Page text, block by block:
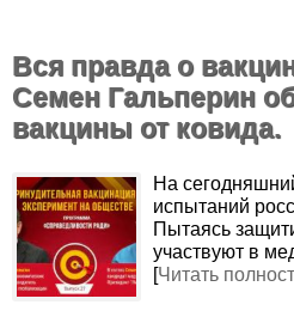
Вся правда о
Семен Гальперин
вакцины от ковида.
На
испытаний
Пытаясь
участвуют в
[Читать